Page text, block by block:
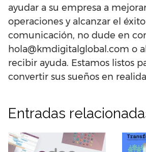
ayudar a su empresa a
operaciones y alcanzar el
comunicación, no dude en
hola@kmdigitalglobal.com o
recibir ayuda. Estamos listos
convertir sus sueños en
Entradas